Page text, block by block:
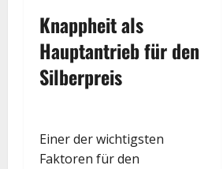
Knappheit als
Hauptantrieb für den
Silberpreis
Einer der wichtigsten
Faktoren für den